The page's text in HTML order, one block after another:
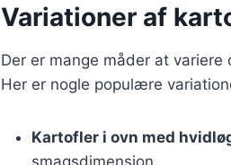
Variationer af
Der er mange måder at
Her er nogle populære
Kartofler i ovn med
smagsdimension.